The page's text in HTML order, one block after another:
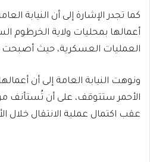
كما تجدر الإشارة إلى أن النيابة
أعمالها بمحليات ولاية الخرطوم
العمليات العسكرية، حيث
ونوهت النيابة العامة إلى أن
الأحمر ستتوقف، على أن تُستأنف
عقب اكتمال عملية الانتقال خلال